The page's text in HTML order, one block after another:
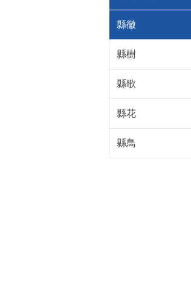
縣徽
縣樹
縣歌
縣花
縣鳥